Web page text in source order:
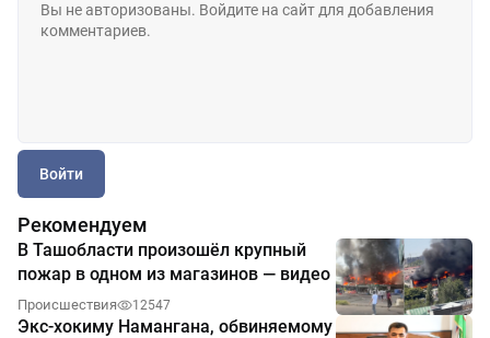
Войти
Рекомендуем
В Ташобласти произошёл крупный
пожар в одном из магазинов — видео
Происшествия 12547
Экс-хокиму Намангана, обвиняемому